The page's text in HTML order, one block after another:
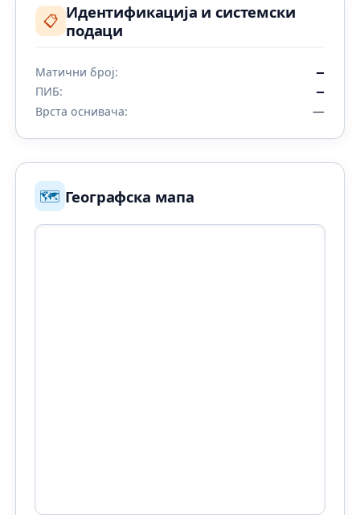
📋 Идентификација и системски
подаци
Матични број: —
ПИБ: —
Врста оснивача: —
🗺️ Географска мапа